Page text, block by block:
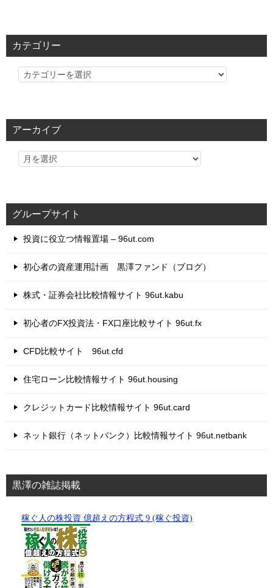
カテゴリー
カ
リ
アーカイブ
グループサイト
投資に役立つ情報置場 – 96ut.com
初心者の資産運用計画 黒澤ファンド（ブログ）
株式・証券会社比較情報サイト 96ut.kabu
初心者のFX投資法・FX口座比較サイト 96ut.fx
CFD比較サイト 96ut.cfd
住宅ローン比較情報サイト 96ut.housing
クレジットカード比較情報サイト 96ut.card
ネット銀行（ネットバンク）比較情報サイト 96ut.netbank
黒澤の雑誌掲載
稼ぐ人の株投資 億超えの方程式 9 (稼ぐ投資)